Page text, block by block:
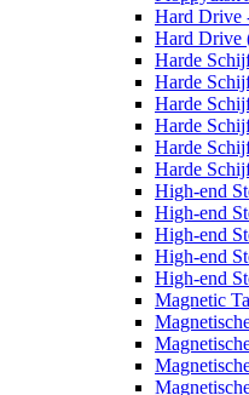
Hard Drive
Hard Drive
Harde
Harde
Harde
Harde
Harde
Harde
High-end
High-end
High-end
High-end
High-end
Magnetic